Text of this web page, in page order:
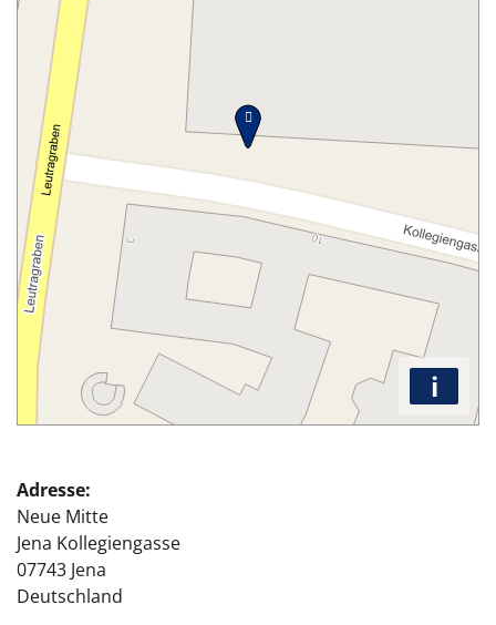
i
Adresse
Neue Mitte
Jena Kollegiengasse
07743 Jena
Deutschland